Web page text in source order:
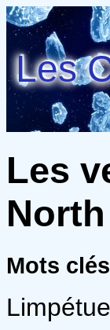
Les
Les
Mots